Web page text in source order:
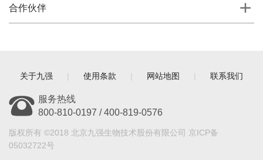
合作伙伴
关于九强 | 使用条款 | 网站地图 | 联系我们
服务热线
800-810-0197 / 400-819-0576
版权所有 ©2018 北京九强生物技术股份有限公司 京ICP备
05032722号